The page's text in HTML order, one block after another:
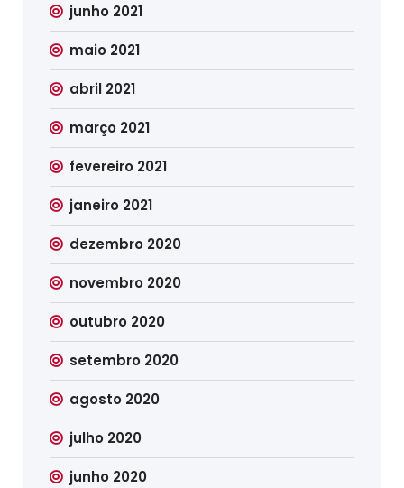
junho 2021
maio 2021
abril 2021
março 2021
fevereiro 2021
janeiro 2021
dezembro 2020
novembro 2020
outubro 2020
setembro 2020
agosto 2020
julho 2020
junho 2020